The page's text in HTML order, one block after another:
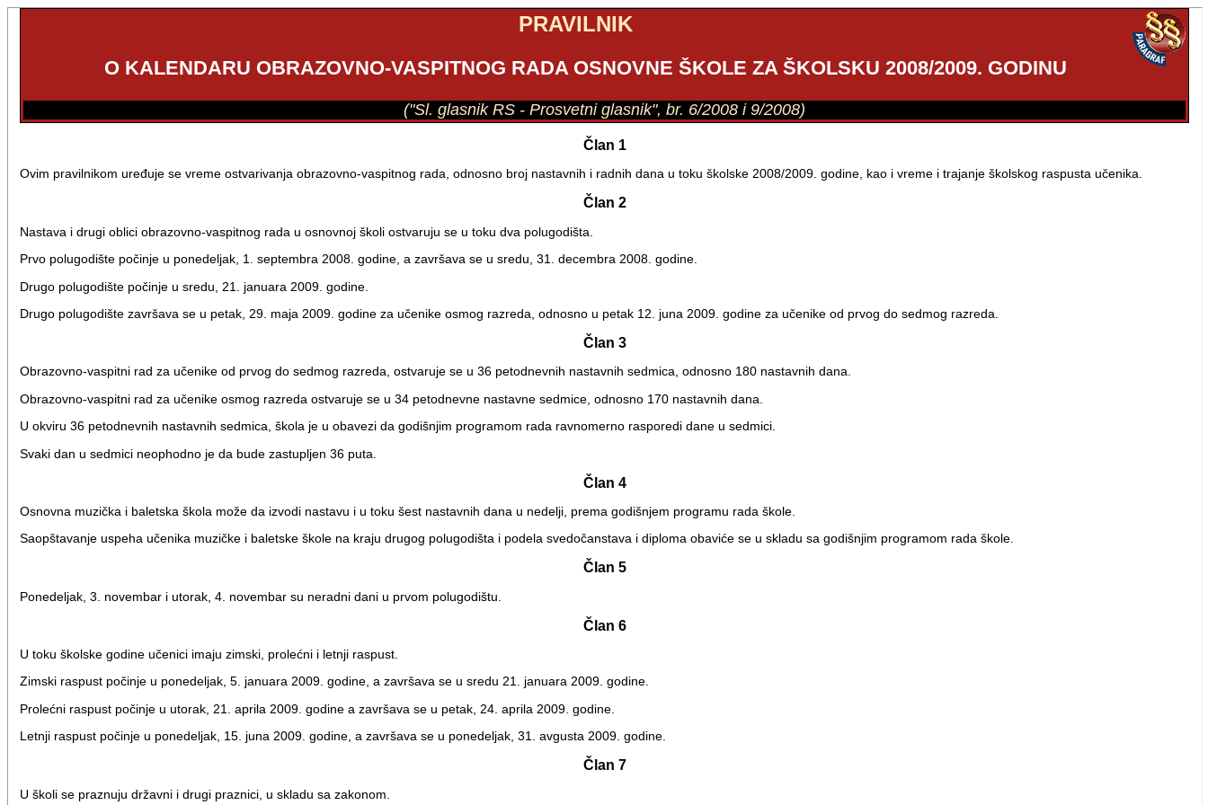
PRAVILNIK
O KALENDARU OBRAZOVNO-VASPITNOG RADA OSNOVNE ŠKOLE ZA ŠKOLSKU 2008/2009. GODINU
("Sl. glasnik RS - Prosvetni glasnik", br. 6/2008 i 9/2008)
Član 1
Ovim pravilnikom uređuje se vreme ostvarivanja obrazovno-vaspitnog rada, odnosno broj nastavnih i radnih dana u toku školske 2008/2009. godine, kao i vreme i trajanje školskog raspusta učenika.
Član 2
Nastava i drugi oblici obrazovno-vaspitnog rada u osnovnoj školi ostvaruju se u toku dva polugodišta.
Prvo polugodište počinje u ponedeljak, 1. septembra 2008. godine, a završava se u sredu, 31. decembra 2008. godine.
Drugo polugodište počinje u sredu, 21. januara 2009. godine.
Drugo polugodište završava se u petak, 29. maja 2009. godine za učenike osmog razreda, odnosno u petak 12. juna 2009. godine za učenike od prvog do sedmog razreda.
Član 3
Obrazovno-vaspitni rad za učenike od prvog do sedmog razreda, ostvaruje se u 36 petodnevnih nastavnih sedmica, odnosno 180 nastavnih dana.
Obrazovno-vaspitni rad za učenike osmog razreda ostvaruje se u 34 petodnevne nastavne sedmice, odnosno 170 nastavnih dana.
U okviru 36 petodnevnih nastavnih sedmica, škola je u obavezi da godišnjim programom rada ravnomerno rasporedi dane u sedmici.
Svaki dan u sedmici neophodno je da bude zastupljen 36 puta.
Član 4
Osnovna muzička i baletska škola može da izvodi nastavu i u toku šest nastavnih dana u nedelji, prema godišnjem programu rada škole.
Saopštavanje uspeha učenika muzičke i baletske škole na kraju drugog polugodišta i podela svedočanstava i diploma obaviće se u skladu sa godišnjim programom rada škole.
Član 5
Ponedeljak, 3. novembar i utorak, 4. novembar su neradni dani u prvom polugodištu.
Član 6
U toku školske godine učenici imaju zimski, prolećni i letnji raspust.
Zimski raspust počinje u ponedeljak, 5. januara 2009. godine, a završava se u sredu 21. januara 2009. godine.
Prolećni raspust počinje u utorak, 21. aprila 2009. godine a završava se u petak, 24. aprila 2009. godine.
Letnji raspust počinje u ponedeljak, 15. juna 2009. godine, a završava se u ponedeljak, 31. avgusta 2009. godine.
Član 7
U školi se praznuju državni i drugi praznici, u skladu sa zakonom.